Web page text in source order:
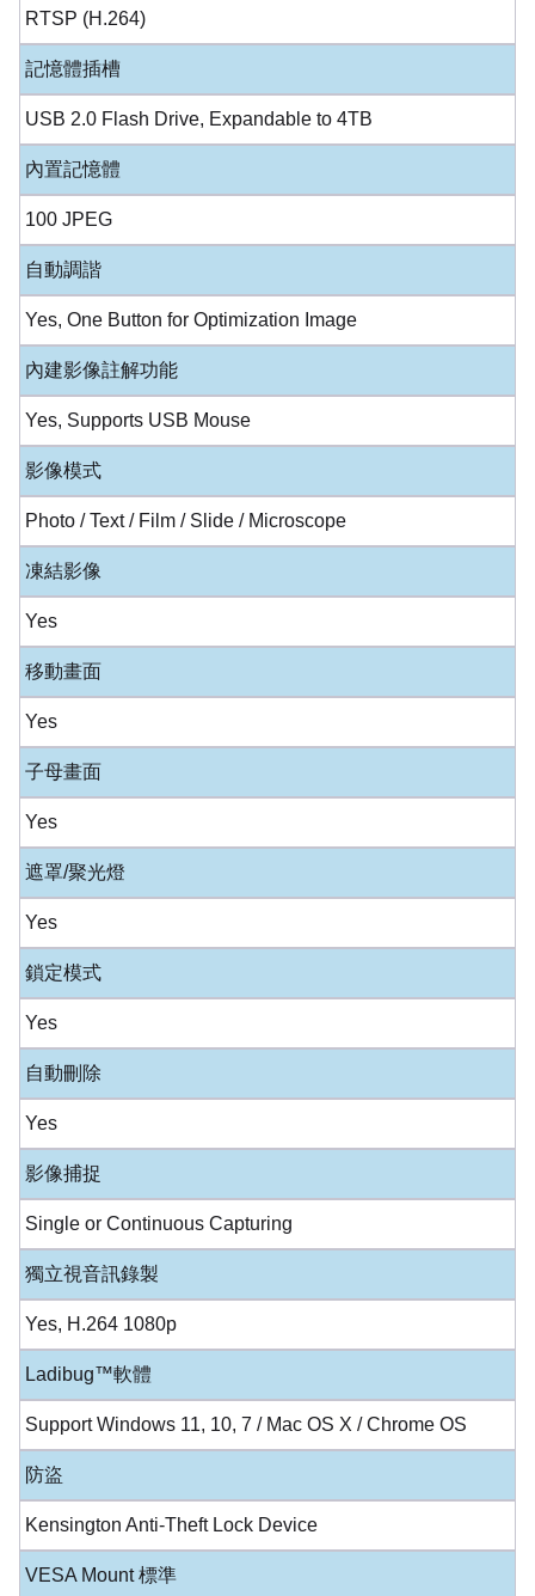
RTSP (H.264)
記憶體插槽
USB 2.0 Flash Drive, Expandable to 4TB
內置記憶體
100 JPEG
自動調諧
Yes, One Button for Optimization Image
內建影像註解功能
Yes, Supports USB Mouse
影像模式
Photo / Text / Film / Slide / Microscope
凍結影像
Yes
移動畫面
Yes
子母畫面
Yes
遮罩/聚光燈
Yes
鎖定模式
Yes
自動刪除
Yes
影像捕捉
Single or Continuous Capturing
獨立視音訊錄製
Yes, H.264 1080p
Ladibug™軟體
Support Windows 11, 10, 7 / Mac OS X / Chrome OS
防盜
Kensington Anti-Theft Lock Device
VESA Mount 標準